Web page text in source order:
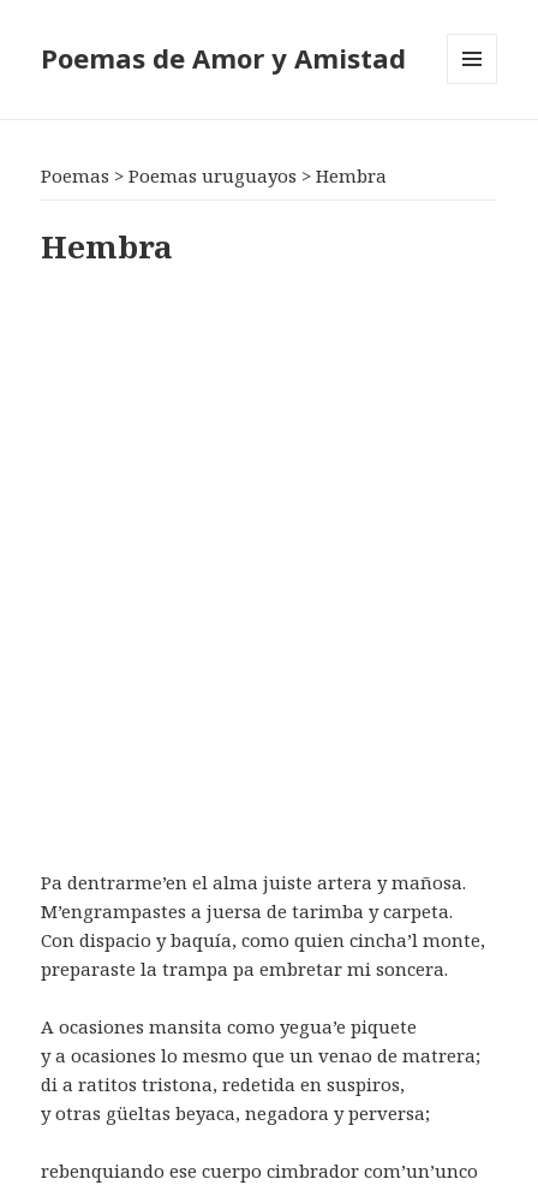
Poemas de Amor y Amistad
Poemas >Poemas uruguayos >Hembra
Hembra
Pa dentrarme’en el alma juiste artera y mañosa.
M’engrampastes a juersa de tarimba y carpeta.
Con dispacio y baquía, como quien cincha’l monte,
preparaste la trampa pa embretar mi soncera.
A ocasiones mansita como yegua’e piquete
y a ocasiones lo mesmo que un venao de matrera;
di a ratitos tristona, redetida en suspiros,
y otras güeltas beyaca, negadora y perversa;
rebenquiando ese cuerpo cimbrador com’un’unco